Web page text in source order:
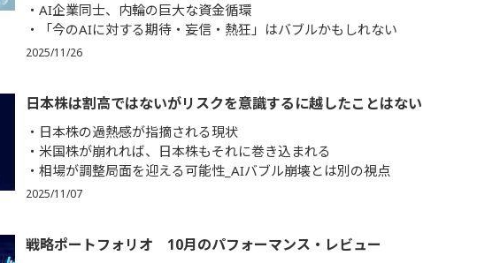
AI企業同士、内輪の巨大な資金循環
「今のAIに対する期待・妄信・熱狂」はバブルかもしれない
2025/11/26
日本株は割高ではないがリスクを意識するに越したことはない
日本株の過熱感が指摘される現状
米国株が崩れれば、日本株もそれに巻き込まれる
相場が調整局面を迎える可能性_AIバブル崩壊とは別の視点
2025/11/07
戦略ポートフォリオ 10月のパフォーマンス・レビュー